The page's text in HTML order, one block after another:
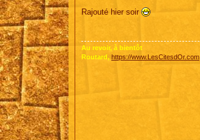
s
s
Rajouté hier soir
Au revoir, à bientôt
Routard, https://www.LesCitesdOr.com